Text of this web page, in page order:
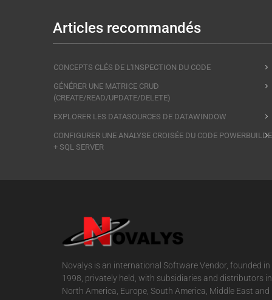
Articles recommandés
CONCEPTS CLÉS DE L'INSPECTION DU CODE
GÉNÉRER UNE MATRICE CRUD
(CREATE/READ/UPDATE/DELETE)
EXPLORER LES DATASOURCES DE DATAWINDOW
CONFIGURER UNE ANALYSE CROISÉE DU CODE
+ SQL SERVER
Novalys is an international Software Vendor, founded in
1998, privately held, with subsidiaries and distributors in
North America, Europe, South America, Middle East and